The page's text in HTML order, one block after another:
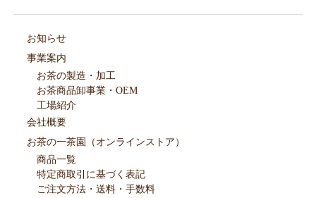
お知らせ
事業案内
お茶の製造・加工
お茶商品卸事業・OEM
工場紹介
会社概要
お茶の一茶園（オンラインストア）
商品一覧
特定商取引に基づく表記
ご注文方法・送料・手数料